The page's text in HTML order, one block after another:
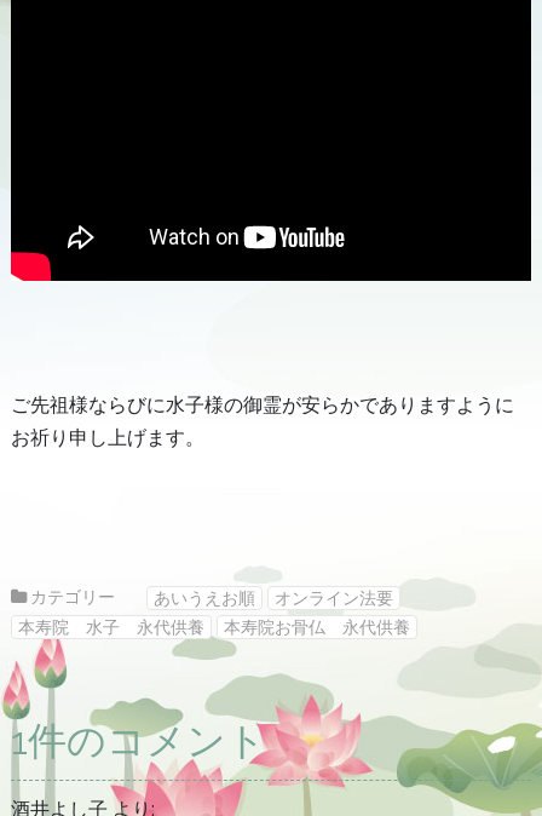
ご先祖様ならびに水子様の御霊が安らかでありますように
お祈り申し上げます。
カテゴリー あいうえお順
オンライン法要
本寿院 水子 永代供養
本寿院お骨仏 永代供養
1件のコメント
酒井よし子 より: